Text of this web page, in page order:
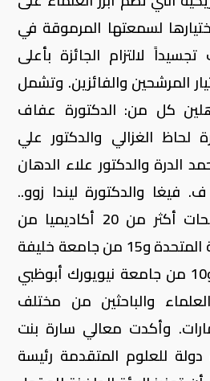
لسمعتها المرموقة في
لالتزام الجائزة بأعلى
المرشحين والفائزين. وتشمل
كل من: الدكتورة عفاف
لحاظ الغزالي والدكتور علي
الدرة والدكتور علاء الدهان
فيغا والدكتورة ليندا زوو..
وشملت قائمة الترشيحات أكثر من 20 أكاديميا من
جامعة الإمارات العربية المتحدة و15 من جامعة خليفة
للعلوم والتكنولوجيا و10 من جامعة نيويورك أبوظبي
والباحثين من مختلف
وأكدت معالي سارة بنت
للعلوم المتقدمة رئيسة